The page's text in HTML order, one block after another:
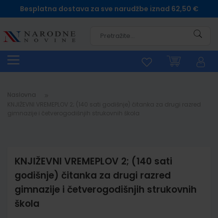
Besplatna dostava za sve narudžbe iznad 62,50 €
Naslovna
KNJIŽEVNI VREMEPLOV 2; (140 sati
godišnje) čitanka za drugi razred
gimnazije i četverogodišnjih strukovnih
škola